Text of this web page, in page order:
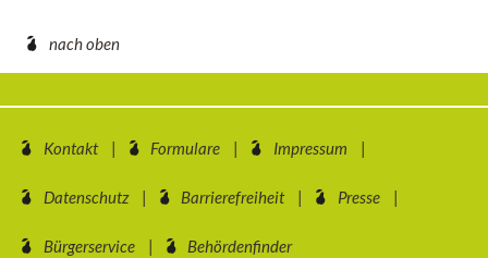
nach oben
Kontakt Formulare Impressum
Datenschutz Barrierefreiheit Presse
Bürgerservice Behördenfinder